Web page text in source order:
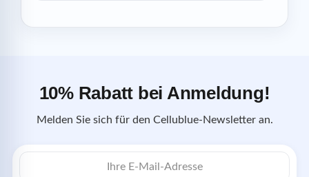
10% Rabatt bei Anmeldung!
Melden Sie sich für den Cellublue-Newsletter an.
E-
Mail-